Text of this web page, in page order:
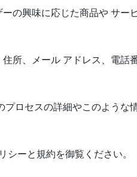
の興味に応じた商品や サー
所、メール アドレス、電話
プロセスの詳細やこのような
シーと規約を御覧ください。